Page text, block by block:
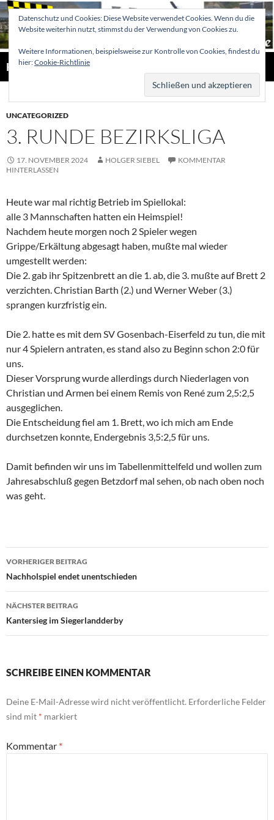
Zum
Inhalt
springen
Hellertaler Schachfreunde
Suchen
MENÜ
UNCATEGORIZED
3. RUNDE BEZIRKSLIGA
17. NOVEMBER 2024 HOLGER SIEBEL
KOMMENTAR
HINTERLASSEN
Heute war mal richtig Betrieb im Spiellokal:
alle 3 Mannschaften hatten ein Heimspiel!
Nachdem heute morgen noch 2 Spieler wegen
Grippe/Erkältung abgesagt haben, mußte mal wieder
umgestellt werden:
Die 2. gab ihr Spitzenbrett an die 1. ab, die 3. mußte auf Brett 2
verzichten. Christian Barth (2.) und Werner Weber (3.)
sprangen kurzfristig ein.
Die 2. hatte es mit dem SV Gosenbach-Eiserfeld zu tun, die mit
nur 4 Spielern antraten, es stand also zu Beginn schon 2:0 für
uns.
Dieser Vorsprung wurde allerdings durch Niederlagen von
Christian und Armen bei einem Remis von René zum 2,5:2,5
ausgeglichen.
Die Entscheidung fiel am 1. Brett, wo ich mich am Ende
durchsetzen konnte, Endergebnis 3,5:2,5 für uns.
Damit befinden wir uns im Tabellenmittelfeld und wollen zum
Jahresabschluß gegen Betzdorf mal sehen, ob nach oben noch
was geht.
Beitragsnavigation
VORHERIGER BEITRAG
Nachholspiel endet unentschieden
NÄCHSTER BEITRAG
Kantersieg im Siegerlandderby
SCHREIBE EINEN KOMMENTAR
Deine E-Mail-Adresse wird nicht veröffentlicht. Erforderliche Felder
sind mit * markiert
Kommentar *
Datenschutz und Cookies: Diese Website verwendet Cookies. Wenn du die
Website weiterhin nutzt, stimmst du der Verwendung von Cookies zu.
Weitere Informationen, beispielsweise zur Kontrolle von Cookies, findest du
hier:Cookie-Richtlinie